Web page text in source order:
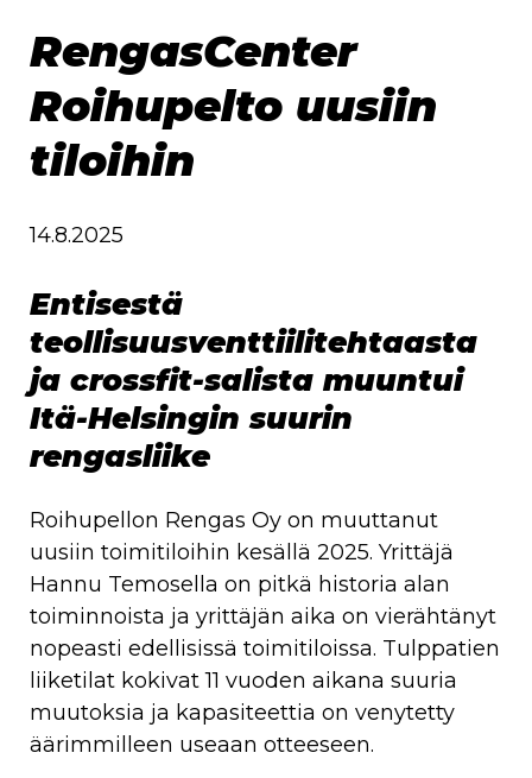
RengasCenter
Roihupelto uusiin
tiloihin
14.8.2025
Entisestä
teollisuusventtiilitehtaasta
ja crossfit-salista muuntui
Itä-Helsingin suurin
rengasliike
Roihupellon Rengas Oy on muuttanut
uusiin toimitiloihin kesällä 2025. Yrittäjä
Hannu Temosella on pitkä historia alan
toiminnoista ja yrittäjän aika on vierähtänyt
nopeasti edellisissä toimitiloissa. Tulppatien
liiketilat kokivat 11 vuoden aikana suuria
muutoksia ja kapasiteettia on venytetty
äärimmilleen useaan otteeseen.